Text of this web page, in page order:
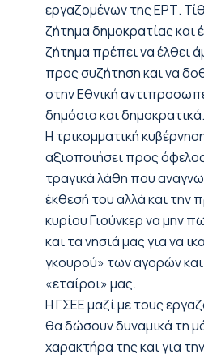
εργαζομένων της ΕΡΤ.
ζήτημα δημοκρατίας και
ζήτημα πρέπει να έλθει
προς συζήτηση και να
στην Εθνική
δημόσια και δημοκρατικά.
Η τρικομματική
αξιοποιήσει προς
τραγικά λάθη που
έκθεσή του αλλά και την
κυρίου Γιούνκερ να μην
και τα νησιά μας για να
γκουρού» των αγορών και
«εταίροι» μας.
Η ΓΣΕΕ μαζί με τους
θα δώσουν δυναμικά τη
χαρακτήρα της και για